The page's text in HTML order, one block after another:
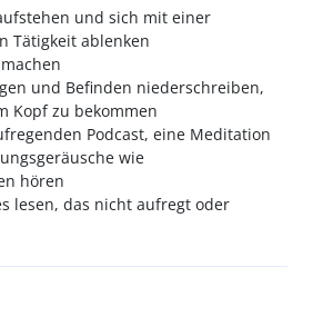
und sich mit einer
Tätigkeit ablenken
und Befinden niederschreiben,
Kopf zu bekommen
Podcast, eine Meditation
wie
hören
lesen, das nicht aufregt oder